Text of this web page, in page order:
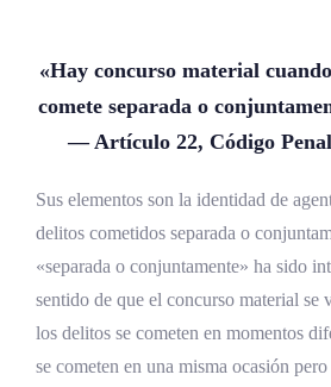
«Hay concurso material
comete separada o
— Artículo 22, Código
Sus elementos son la identidad de
delitos cometidos separada o
«separada o conjuntamente» ha sido
sentido de que el concurso material se
los delitos se cometen en momentos
se cometen en una misma ocasión